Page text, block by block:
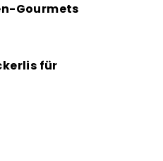
Gourmets
für